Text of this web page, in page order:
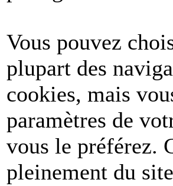
Vous pouvez
plupart des
cookies, mais
paramètres de
vous le préférez.
pleinement du